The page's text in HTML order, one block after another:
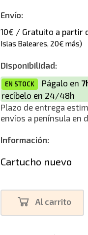
Envío:
10€ / Gratuito a partir
Islas Baleares, 20€ más)
Disponibilidad:
EN STOCK Págalo en
recíbelo en 24/48h
Plazo de entrega
envíos a península en
Información:
Cartucho nuevo
Al carrito